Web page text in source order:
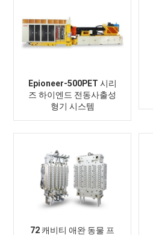
Epioneer-500PET 시리
즈 하이엔드 전동사출성
형기 시스템
72 캐비티 애완 동물 프